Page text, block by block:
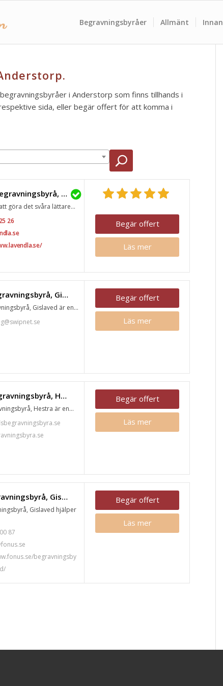
Begravningsbyråer Allmänt Innan
i Anderstorp som finns tillhands i
sida, eller begär offert för att komma i
Lavendla Begravningsbyrå, Gislaved
göra det svåra lättare...
26
Begär offert
Läs mer
Västbo Begravningsbyrå, Gislaved
Gislaved är en...
Begär offert
Läs mer
Rudens Begravningsbyrå, Hestra
Hestra är en...
Begär offert
Läs mer
Fonus begravningsbyrå, Gislaved
Gislaved hjälper
87
begravningsby
Begär offert
Läs mer